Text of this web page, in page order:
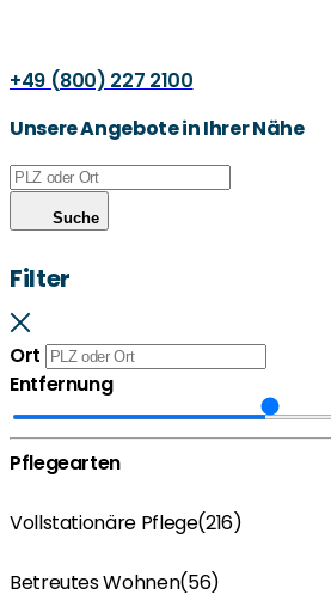
+49 (800) 227 2100
Unsere Angebote in Ihrer Nähe
Suche
Filter
Ort
Entfernung
Pflegearten
Vollstationäre Pflege(216)
Betreutes Wohnen(56)